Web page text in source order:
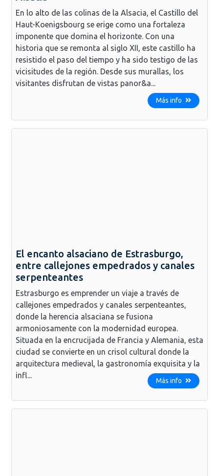
En lo alto de las colinas de la Alsacia, el Castillo del
Haut-Koenigsbourg se erige como una fortaleza
imponente que domina el horizonte. Con una
historia que se remonta al siglo XII, este castillo ha
resistido el paso del tiempo y ha sido testigo de las
vicisitudes de la región. Desde sus murallas, los
visitantes disfrutan de vistas panor&a...
Más info
El encanto alsaciano de Estrasburgo,
entre callejones empedrados y canales
serpenteantes
Estrasburgo es emprender un viaje a través de
callejones empedrados y canales serpenteantes,
donde la herencia alsaciana se fusiona
armoniosamente con la modernidad europea.
Situada en la encrucijada de Francia y Alemania, esta
ciudad se convierte en un crisol cultural donde la
arquitectura medieval, la gastronomía exquisita y la
infl...
Más info